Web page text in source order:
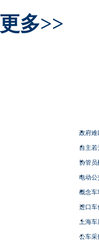
更多>>
政府难
自主
协管员
电动
概念车
进口车
上海
公车采